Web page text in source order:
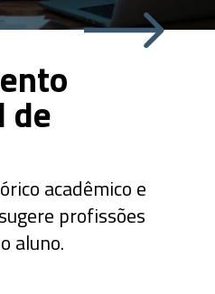
acadêmico e
profissões
aluno.
de